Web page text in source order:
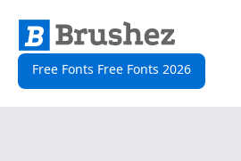
Free Fonts Free Fonts 2026